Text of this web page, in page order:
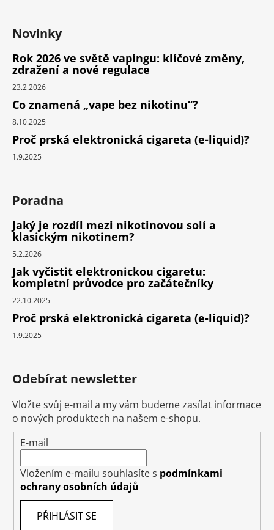
Novinky
Rok 2026 ve světě vapingu: klíčové změny,
zdražení a nové regulace
23.2.2026
Co znamená „vape bez nikotinu“?
8.10.2025
Proč prská elektronická cigareta (e-liquid)?
1.9.2025
Poradna
Jaký je rozdíl mezi nikotinovou solí a
klasickým nikotinem?
5.2.2026
Jak vyčistit elektronickou cigaretu:
kompletní průvodce pro začátečníky
22.10.2025
Proč prská elektronická cigareta (e-liquid)?
1.9.2025
Odebírat newsletter
Vložte svůj e-mail a my vám budeme zasílat informace
o nových produktech na našem e-shopu.
E-mail
Vložením e-mailu souhlasíte s podmínkami
ochrany osobních údajů
PŘIHLÁSIT SE